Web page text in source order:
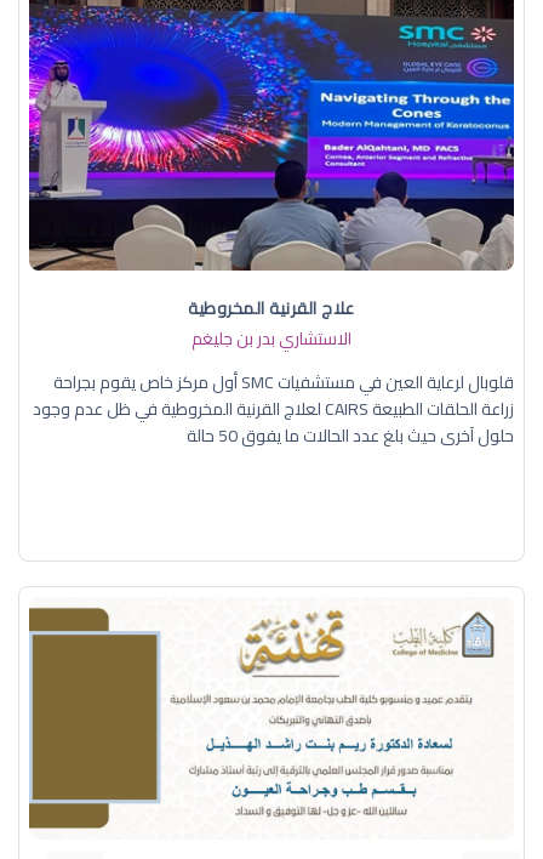
علاج القرنية المخروطية
الاستشاري بدر بن جليغم
قلوبال لرعاية العين في مستشفيات SMC أول مركز خاص يقوم بجراحة
زراعة الحلقات الطبيعة CAIRS لعلاج القرنية المخروطية في ظل عدم وجود
حلول آخرى حيث بلغ عدد الحالات ما يفوق 50 حالة